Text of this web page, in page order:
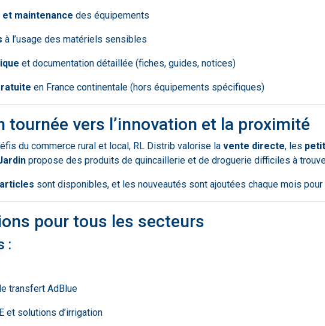
maintenance des équipements
à l’usage des matériels sensibles
et documentation détaillée (fiches, guides, notices)
en France continentale (hors équipements spécifiques)
tournée vers l’innovation et la proximité
du commerce rural et local, RL Distrib valorise la vente directe, les
propose des produits de quincaillerie et de droguerie difficiles à
sont disponibles, et les nouveautés sont ajoutées chaque mois
pour tous les secteurs
:
transfert AdBlue
et solutions d’irrigation